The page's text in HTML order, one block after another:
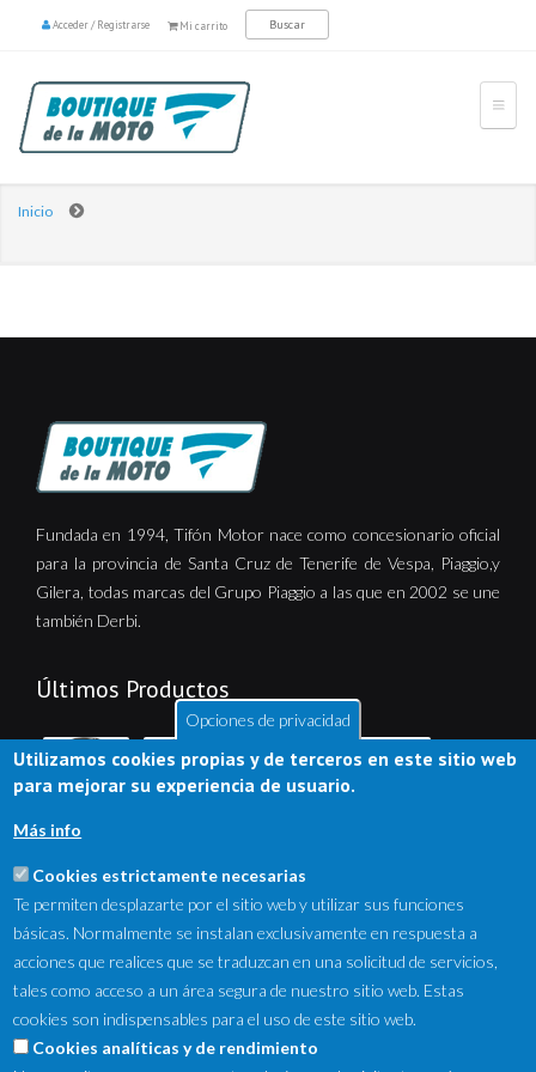
Mi carrito
Acceder/Registrarse
Inicio
Fundada en 1994, Tifón Motor nace como concesionario oficial
para la provincia de Santa Cruz de Tenerife de Vespa, Piaggio,y
Gilera, todas marcas del Grupo Piaggio a las que en 2002 se une
también Derbi.
Últimos Productos
NewsLetter
Opciones de privacidad
Utilizamos cookies propias y de terceros en este sitio web
para mejorar su experiencia de usuario.
Más info
Cookies estrictamente necesarias
Te permiten desplazarte por el sitio web y utilizar sus funciones
básicas. Normalmente se instalan exclusivamente en respuesta a
acciones que realices que se traduzcan en una solicitud de servicios,
tales como acceso a un área segura de nuestro sitio web. Estas
cookies son indispensables para el uso de este sitio web.
Cookies analíticas y de rendimiento